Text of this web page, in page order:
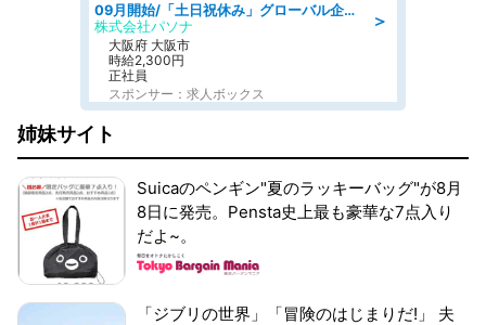
＞
09月開始/「土日祝休み」グローバル企業での産業保健のお仕事/保健師/高時給/残業なし/服装自由
株式会社パソナ
大阪府 大阪市
時給2,300円
正社員
スポンサー：求人ボックス
姉妹サイト
Suicaのペンギン"夏のラッキーバッグ"が8月
8日に発売。Pensta史上最も豪華な7点入り
だよ~。
「ジブリの世界」「冒険のはじまりだ!」 夫